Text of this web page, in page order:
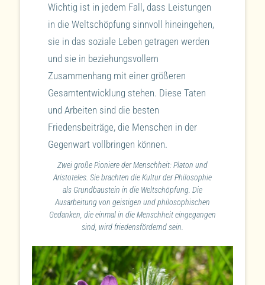
Wichtig ist in jedem Fall, dass Leistungen
in die Weltschöpfung sinnvoll hineingehen,
sie in das soziale Leben getragen werden
und sie in beziehungsvollem
Zusammenhang mit einer größeren
Gesamtentwicklung stehen. Diese Taten
und Arbeiten sind die besten
Friedensbeiträge, die Menschen in der
Gegenwart vollbringen können.
Zwei große Pioniere der Menschheit: Platon und
Aristoteles. Sie brachten die Kultur der Philosophie
als Grundbaustein in die Weltschöpfung. Die
Ausarbeitung von geistigen und philosophischen
Gedanken, die einmal in die Menschheit eingegangen
sind, wird friedensfördernd sein.